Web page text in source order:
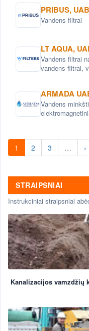
PRIBUS,
Vandens filtrai
LT AQUA,
Vandens filtrai
vandens filtrai,
kasetiniai
biurams,
ARMADA
Vandens
Elektroniniai
įrenginiai AntiCa .
1 2 3 … ›
STRAIPSNIAI
Instrukciniai straipsniai
Kanalizacijos vamzdžių